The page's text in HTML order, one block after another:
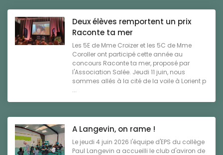
Deux élèves remportent un prix
Raconte ta mer
Les 5E de Mme Croizer et les 5C de Mme
Coroller ont participé cette année au
concours Raconte ta mer, proposé par
l'Association Salée. Jeudi 11 juin, nous
sommes allés à la cité de la voile à Lorient p
...
A Langevin, on rame !
Le jeudi 4 juin 2026 l'équipe d'EPS du collège
Paul Langevin a accueilli le club d'aviron de